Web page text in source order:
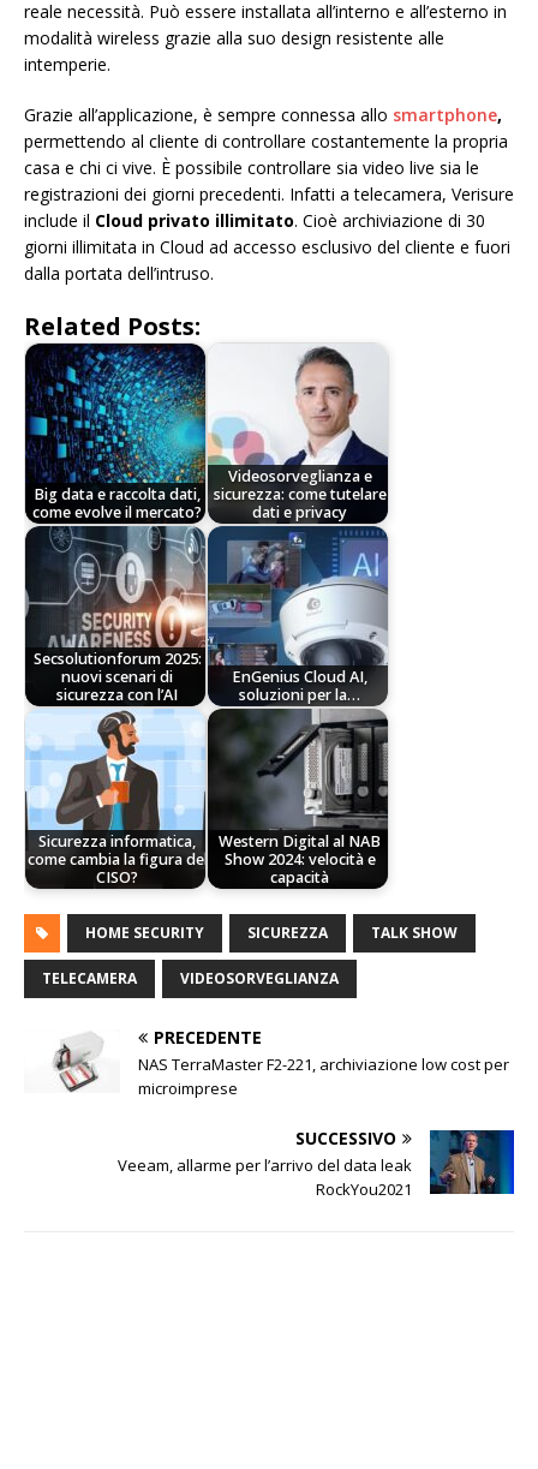
reale necessità. Può essere installata all’interno e all’esterno in
modalità wireless grazie alla suo design resistente alle
intemperie.
Grazie all’applicazione, è sempre connessa allo smartphone,
permettendo al cliente di controllare costantemente la propria
casa e chi ci vive. È possibile controllare sia video live sia le
registrazioni dei giorni precedenti. Infatti a telecamera, Verisure
include il Cloud privato illimitato. Cioè archiviazione di 30
giorni illimitata in Cloud ad accesso esclusivo del cliente e fuori
dalla portata dell’intruso.
Related Posts:
Big data e raccolta dati,
come evolve il mercato?
Videosorveglianza e
sicurezza: come tutelare
dati e privacy
Secsolutionforum 2025:
nuovi scenari di
sicurezza con l’AI
EnGenius Cloud AI,
soluzioni per la…
Sicurezza informatica,
come cambia la figura del
CISO?
Western Digital al NAB
Show 2024: velocità e
capacità
HOME SECURITY SICUREZZA TALK SHOW
TELECAMERA VIDEOSORVEGLIANZA
PRECEDENTE
NAS TerraMaster F2-221, archiviazione low cost per
microimprese
SUCCESSIVO
Veeam, allarme per l’arrivo del data leak
RockYou2021